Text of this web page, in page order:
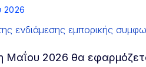
2026
ενδιάμεσης εμπορικής
Μαΐου 2026 θα